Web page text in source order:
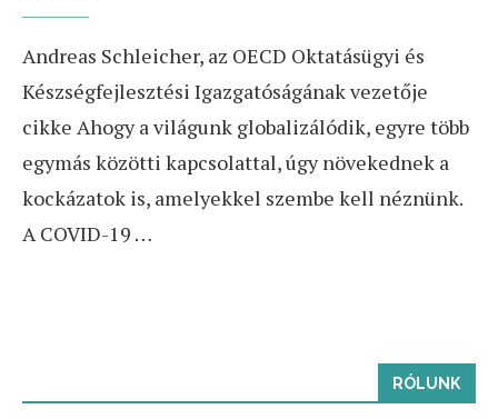
Andreas Schleicher, az OECD Oktatásügyi és
Készségfejlesztési Igazgatóságának vezetője
cikke Ahogy a világunk globalizálódik, egyre több
egymás közötti kapcsolattal, úgy növekednek a
kockázatok is, amelyekkel szembe kell néznünk.
A COVID-19 …
RÓLUNK